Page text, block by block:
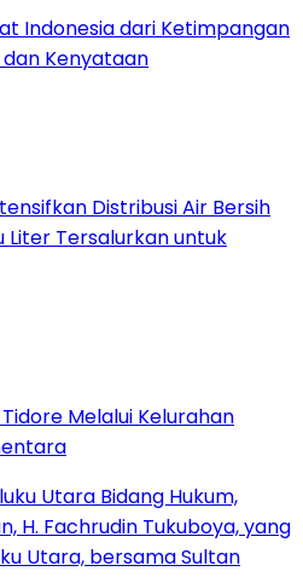
Indonesia dari Ketimpangan
Kenyataan
Distribusi Air Bersih
Liter Tersalurkan untuk
Melalui Kelurahan